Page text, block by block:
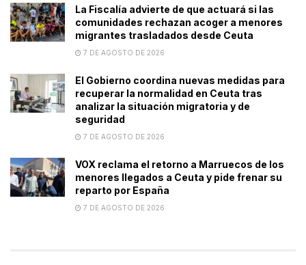
La Fiscalía advierte de que actuará si las
comunidades rechazan acoger a menores
migrantes trasladados desde Ceuta
7 DE AGOSTO DE 2026
El Gobierno coordina nuevas medidas para
recuperar la normalidad en Ceuta tras
analizar la situación migratoria y de
seguridad
7 DE AGOSTO DE 2026
VOX reclama el retorno a Marruecos de los
menores llegados a Ceuta y pide frenar su
reparto por España
7 DE AGOSTO DE 2026